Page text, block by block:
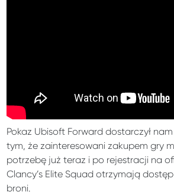
Pokaz Ubisoft Forward dostarczył
tym, że zainteresowani zakupem gry
potrzebę już teraz i po rejestracji na
Clancy’s Elite Squad otrzymają
broni.